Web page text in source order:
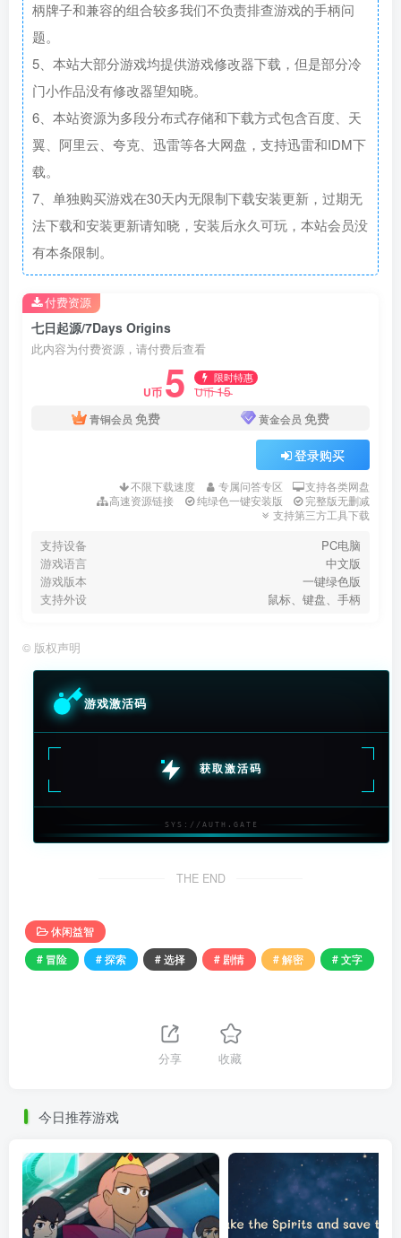
柄牌子和兼容的组合较多我们不负责排查游戏的手柄问
题。
5、本站大部分游戏均提供游戏修改器下载，但是部分冷
门小作品没有修改器望知晓。
6、本站资源为多段分布式存储和下载方式包含百度、天
翼、阿里云、夸克、迅雷等各大网盘，支持迅雷和IDM下
载。
7、单独购买游戏在30天内无限制下载安装更新，过期无
法下载和安装更新请知晓，安装后永久可玩，本站会员没
有本条限制。
七日起源/7Days Origins
此内容为付费资源，请付费后查看
U币 5 限时特惠
U币15
青铜会员 免费 黄金会员 免费
登录购买
不限下载速度 专属问答专区
支持各类网盘
高速资源链接
纯绿色一键安装版
完整版无删减
支持第三方工具下载
支持设备
PC电脑
游戏语言
中文版
游戏版本
一键绿色版
支持外设
鼠标、键盘、手柄
付费资源
© 版权声明
游戏激活码
获取激活码
SYS://AUTH.GATE
THE END
休闲益智
# 冒险
# 探索 # 选择 # 剧情 # 解密 # 文字
分享 收藏
今日推荐游戏